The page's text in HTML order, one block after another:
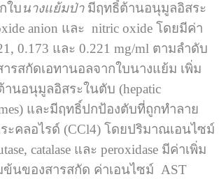
ใบนางแย้มป่า มีฤทธิ์ต้านอนุมูลอิสระ
anion และ nitric oxide โดยมีค่า
0.173 และ 0.221 mg/ml ตามลำดับ
รสกัดเอทานอลจากใบนางแย้ม เพิ่ม
นอนุมูลอิสระในตับ (hepatic
และมีฤทธิ์ปกป้องตับที่ถูกทำลาย
ะคลอไรด์ (CCl4) โดยปริมาณเอนไซม์
catalase และ peroxidase มีค่าเพิ่ม
นของสารสกัด ค่าเอนไซม์ AST